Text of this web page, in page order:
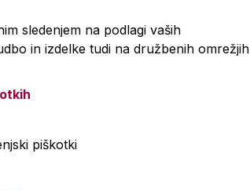
sledenjem na podlagi vaših
in izdelke tudi na družbenih omrežjih
piškotki